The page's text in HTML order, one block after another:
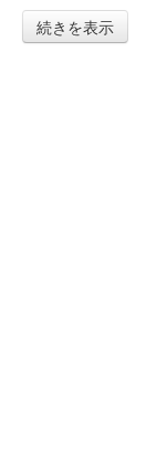
続きを表示